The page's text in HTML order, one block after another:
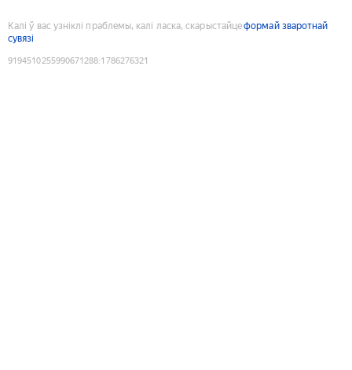
Калі ў вас узніклі праблемы, калі ласка, скарыстайцеформай зваротнай
сувязі
9194510255990671288:1786276321